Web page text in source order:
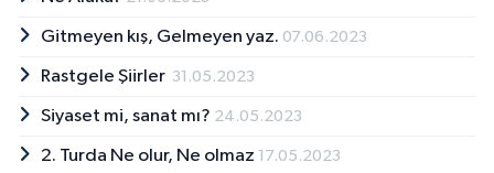
Gitmeyen kış, Gelmeyen yaz. 07.06.2023
Rastgele Şiirler 31.05.2023
Siyaset mi, sanat mı? 24.05.2023
2. Turda Ne olur, Ne olmaz 17.05.2023